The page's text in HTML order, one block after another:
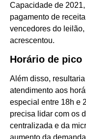
Capacidade de
pagamento de
vencedores do
acrescentou.
Horário de pico
Além disso,
atendimento aos
especial entre 18h e
precisa lidar com os
centralizada e da
aumento da